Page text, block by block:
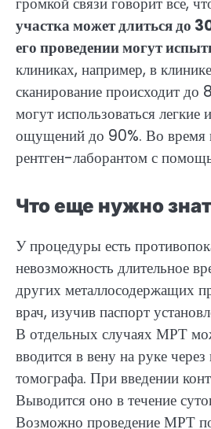
участка может длиться до
его проведении могут
клиниках, например, в клинике
сканирование происходит
могут использоваться
ощущений до 90%. Во время
рентген-лаборантом с
Что еще нужно
У процедуры есть
невозможность длительное
других металлосодержащих
врач, изучив паспорт
В отдельных случаях МРТ
вводится в вену на руке
томографа. При введении
Выводится оно в течение
Возможно проведение МРТ